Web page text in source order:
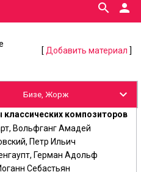
person
search
[ Добавить материал ]
классических композиторов
Вольфганг Амадей
Петр Ильич
Герман Адольф
Себастьян